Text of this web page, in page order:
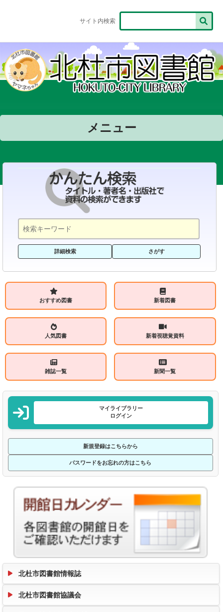
サイト内検索
メニュー
詳細検索 さがす
おすすめ図書 新着図書
人気図書 新着視聴覚資料
雑誌一覧 新聞一覧
マイライブラリー
ログイン
新規登録はこちらから
パスワードをお忘れの方はこちら
北杜市図書館情報誌
北杜市図書館協議会